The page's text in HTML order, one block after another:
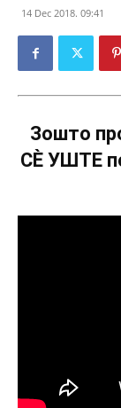
14 Dec 2018. 09:41
Зошто
СÈ УШТЕ